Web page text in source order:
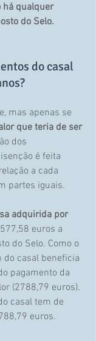
há qualquer
do Selo.
do casal
mas apenas se
que teria de ser
dos
é feita
a cada
partes iguais.
adquirida por
euros a
do Selo. Como o
do casal beneficia
pagamento da
(2788,79 euros).
casal tem de
euros.